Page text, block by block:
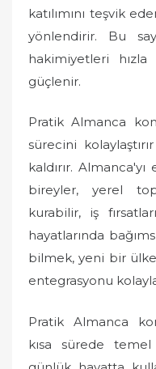
katılımını teşvik
yönlendirir. Bu
hakimiyetleri
güçlenir.
Pratik Almanca
sürecini
kaldırır.
bireyler, yerel
kurabilir, iş
hayatlarında
bilmek, yeni bir
entegrasyonu
Pratik Almanca
kısa sürede